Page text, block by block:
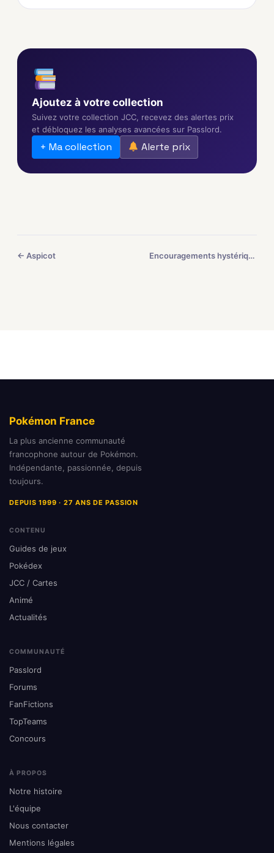
Ajoutez à votre collection
Suivez votre collection JCC, recevez des alertes prix
et débloquez les analyses avancées sur Passlord.
+ Ma collection Alerte prix
← Aspicot Encouragements hystériques →
Pokémon France
La plus ancienne communauté
francophone autour de Pokémon.
Indépendante, passionnée, depuis
toujours.
DEPUIS 1999 · 27 ANS DE PASSION
CONTENU
Guides de jeux
Pokédex
JCC / Cartes
Animé
Actualités
COMMUNAUTÉ
Passlord
Forums
FanFictions
TopTeams
Concours
À PROPOS
Notre histoire
L'équipe
Nous contacter
Mentions légales